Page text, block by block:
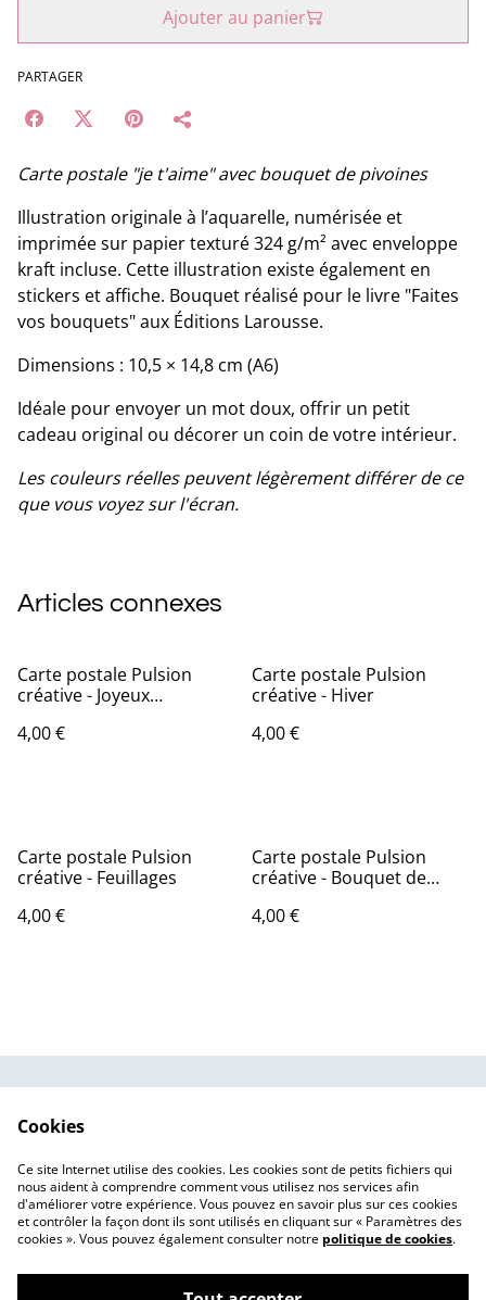
Ajouter au panier
PARTAGER
Carte postale "je t'aime" avec bouquet de pivoines
Illustration originale à l’aquarelle, numérisée et
imprimée sur papier texturé 324 g/m² avec enveloppe
kraft incluse. Cette illustration existe également en
stickers et affiche. Bouquet réalisé pour le livre "Faites
vos bouquets" aux Éditions Larousse.
Dimensions : 10,5 × 14,8 cm (A6)
Idéale pour envoyer un mot doux, offrir un petit
cadeau original ou décorer un coin de votre intérieur.
Les couleurs réelles peuvent légèrement différer de ce
que vous voyez sur l'écran.
Articles connexes
Carte postale Pulsion
créative - Joyeux
4,00 €
Carte postale Pulsion
créative - Hiver
4,00 €
Carte postale Pulsion
créative - Feuillages
4,00 €
Carte postale Pulsion
créative - Bouquet de
4,00 €
Politique de cookies
Mentions légales
Contact
Cookies
Ce site Internet utilise des cookies. Les cookies sont de petits fichiers qui
nous aident à comprendre comment vous utilisez nos services afin
d'améliorer votre expérience. Vous pouvez en savoir plus sur ces cookies
et contrôler la façon dont ils sont utilisés en cliquant sur « Paramètres des
cookies ». Vous pouvez également consulter notre politique de cookies.